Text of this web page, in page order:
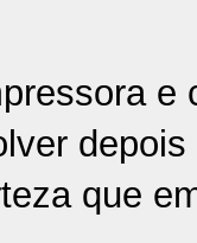
que